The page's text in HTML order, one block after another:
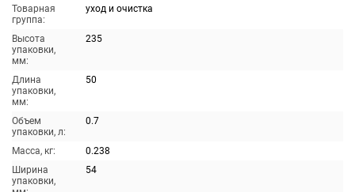
Товарная
группа:
уход и очистка
Высота
упаковки,
мм:
235
Длина
упаковки,
мм:
50
Объем
упаковки, л:
0.7
Масса, кг:
0.238
Ширина
упаковки,
54